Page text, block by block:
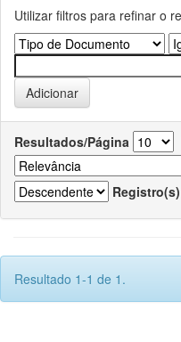
Utilizar filtros para refinar o
Resultados/Página
Registro(s)
Resultado 1-1 de 1.